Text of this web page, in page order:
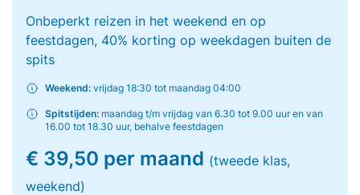
Onbeperkt reizen in het weekend en op
feestdagen, 40% korting op weekdagen buiten de
spits
Weekend: vrijdag 18:30 tot maandag 04:00
Spitstijden: maandag t/m vrijdag van 6.30 tot 9.00 uur en van
16.00 tot 18.30 uur, behalve feestdagen
€ 39,50 per maand (tweede klas,
weekend)